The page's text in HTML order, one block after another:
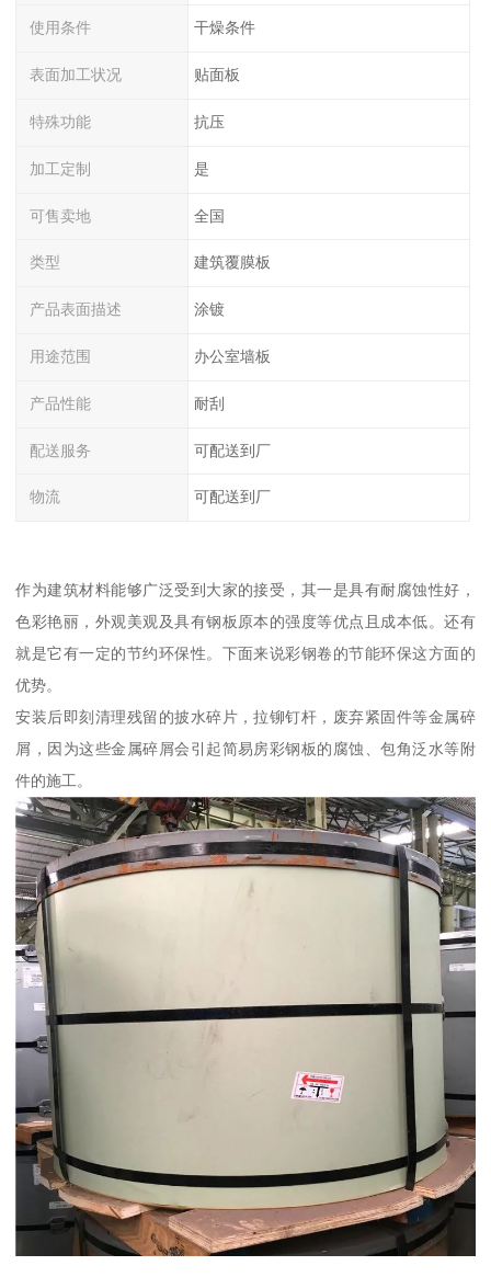
使用条件 干燥条件
表面加工状况 贴面板
特殊功能 抗压
加工定制 是
可售卖地 全国
类型 建筑覆膜板
产品表面描述 涂镀
用途范围 办公室墙板
产品性能 耐刮
配送服务 可配送到厂
物流 可配送到厂
作为建筑材料能够广泛受到大家的接受，其一是具有耐腐蚀性好，
色彩艳丽，外观美观及具有钢板原本的强度等优点且成本低。还有
就是它有一定的节约环保性。下面来说彩钢卷的节能环保这方面的
优势。
安装后即刻清理残留的披水碎片，拉铆钉杆，废弃紧固件等金属碎
屑，因为这些金属碎屑会引起简易房彩钢板的腐蚀、包角泛水等附
件的施工。